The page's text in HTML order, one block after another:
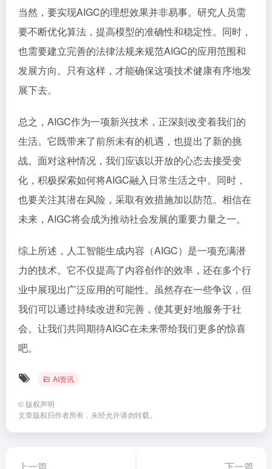
当然，要实现AIGC的理想效果并非易事。研究人员需
要不断优化算法，提高模型的准确性和稳定性。同时，
也需要建立完善的法律法规来规范AIGC的应用范围和
发展方向。只有这样，才能确保这项技术健康有序地发
展下去。
总之，AIGC作为一项新兴技术，正深刻改变着我们的
生活。它既带来了前所未有的机遇，也提出了新的挑
战。面对这种情况，我们应该以开放的心态去接受变
化，积极探索如何将AIGC融入日常生活之中。同时，
也要关注其潜在风险，采取有效措施加以防范。相信在
未来，AIGC将会成为推动社会发展的重要力量之一。
综上所述，人工智能生成内容（AIGC）是一项充满潜
力的技术。它不仅提高了内容创作的效率，还在多个行
业中展现出广泛应用的可能性。虽然存在一些争议，但
我们可以通过持续改进和完善，使其更好地服务于社
会。让我们共同期待AIGC在未来带给我们更多的惊喜
吧。
AI资讯
© 版权声明
文章版权归作者所有，未经允许请勿转载。
上一篇 下一篇